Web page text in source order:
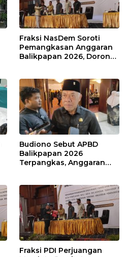
Fraksi NasDem Soroti
Pemangkasan Anggaran
Balikpapan 2026, Dorong
Budiono Sebut APBD
Balikpapan 2026
Terpangkas, Anggaran
Fraksi PDI Perjuangan